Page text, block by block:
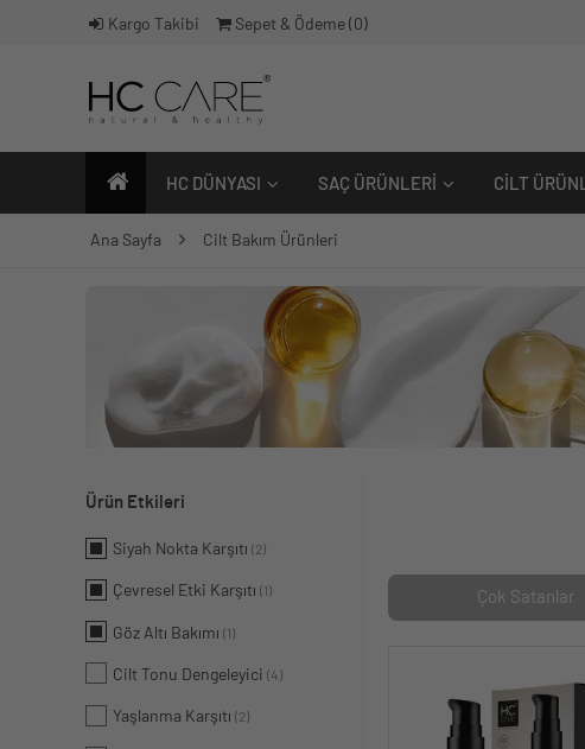
Kargo Takibi Sepet & Ödeme ( 0 )
HC DÜNYASI SAÇ ÜRÜNLERI CILT
Ana Sayfa Cilt Bakım Ürünleri
Ürün Etkileri
Siyah Nokta Karşıtı (2)
Çevresel Etki Karşıtı (1)
Göz Altı Bakımı (1)
Cilt Tonu Dengeleyici (4)
Yaşlanma Karşıtı (2)
Çok Satanlar